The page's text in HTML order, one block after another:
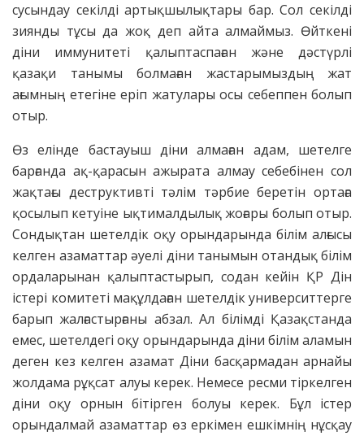
сусындау секілді артықшылықтары бар. Сол секілді
зиянды тұсы да жоқ деп айта алмаймыз. Өйткені
діни иммунитеті қалыптаспаған және дәстүрлі
қазақи танымы болмаған жастарымыздың жат
ағымның етегіне еріп жатулары осы себеппен болып
отыр.
Өз елінде бастауыш діни алмаған адам, шетелге
барғанда ақ-қарасын ажырата алмау себебінен сол
жақтағы деструктивті тәлім тәрбие беретін ортаға
қосылып кетуіне ықтималдылық жоғары болып отыр.
Сондықтан шетелдік оқу орындарында білім алғысы
келген азаматтар әуелі діни танымын отандық білім
ордаларынан қалыптастырып, содан кейін ҚР Дін
істері комитеті мақұлдаған шетелдік университтерге
барып жалғастырғаны абзал. Ал білімді Қазақстанда
емес, шетелдегі оқу орындарында діни білім аламын
деген кез келген азамат Діни басқармадан арнайы
жолдама рұқсат алуы керек. Немесе ресми тіркелген
діни оқу орнын бітірген болуы керек. Бұл істер
орындалмай азаматтар өз еркімен ешкімнің нұсқау